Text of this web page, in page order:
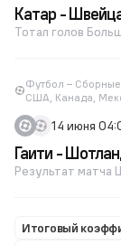
Катар -
Тотал голов
Футбол –
США, Канада,
14 июня
Гаити -
Результат матча
Итоговый